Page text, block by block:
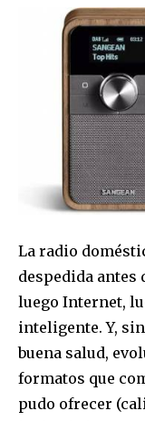
La radio
despedida antes
luego Internet,
inteligente. Y,
buena salud,
formatos que
pudo ofrecer